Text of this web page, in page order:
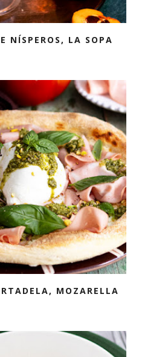
NÍSPEROS, LA SOPA
MOZARELLA